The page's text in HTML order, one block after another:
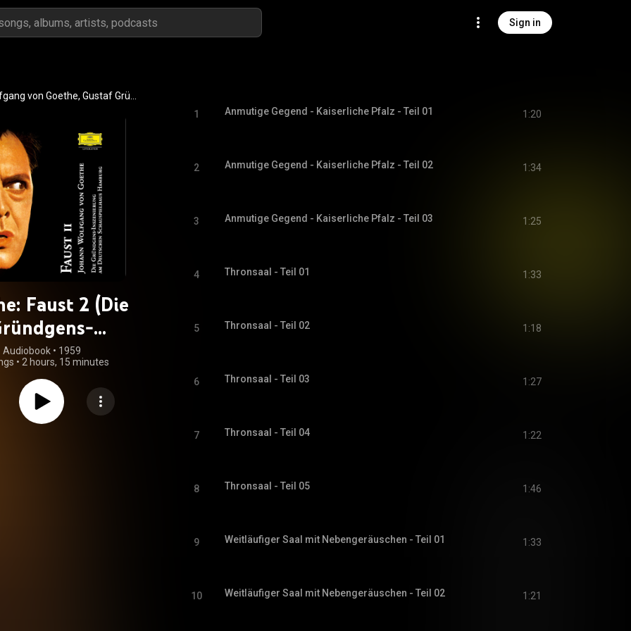
Sign in
Faust 2 (Die
1959)
Audiobook • 1959
• 2 hours, 15 minutes
1 Anmutige Gegend - Kaiserliche Pfalz - Teil 01 1:20
2 Anmutige Gegend - Kaiserliche Pfalz - Teil 02 1:34
3 Anmutige Gegend - Kaiserliche Pfalz - Teil 03 1:25
4 Thronsaal - Teil 01 1:33
5 Thronsaal - Teil 02 1:18
6 Thronsaal - Teil 03 1:27
7 Thronsaal - Teil 04 1:22
8 Thronsaal - Teil 05 1:46
9 Weitläufiger Saal mit Nebengeräuschen - Teil 01 1:33
10 Weitläufiger Saal mit Nebengeräuschen - Teil 02 1:21